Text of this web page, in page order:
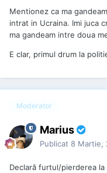
Mentionez ca ma
intrat in Ucraina. Imi juca
ma gandeam intre doua
E clar, primul drum la
Moderator
Marius
Publicat 8 Martie,
Declară furtul/pierderea